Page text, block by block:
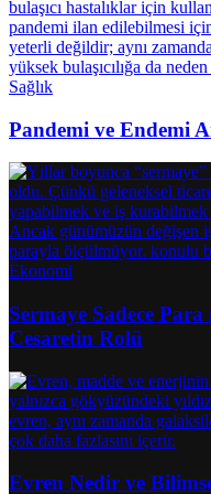
Sağlık
Pandemi ve Endemi
Ekonomi
Sermaye Sadece
Cesaretin Rolü
Evren Nedir ve